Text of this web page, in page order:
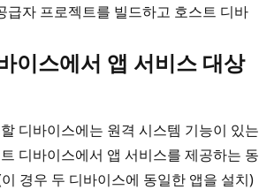
급자 프로젝트를 빌드하고 호스트 디바
이스에서 앱 서비스 대상
디바이스에는 원격 시스템 기능이 있는
디바이스에서 앱 서비스를 제공하는 동
경우 두 디바이스에 동일한 앱을 설치)